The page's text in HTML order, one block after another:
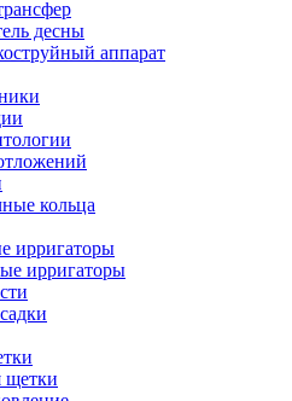
десны
аппарат
кольца
ирригаторы
ирригаторы
щетки